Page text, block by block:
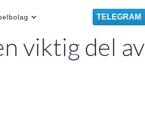
TELEGRAM
viktig del av